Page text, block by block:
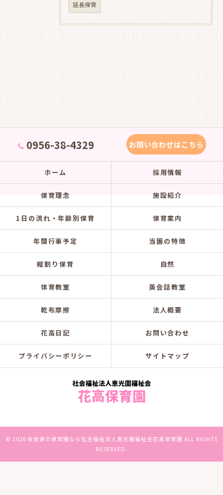
延長保育
0956-38-4329 お問い合わせはこちら
ホーム 採用情報
保育理念 施設紹介
1日の流れ・年齢別保育 保育案内
年間行事予定 当園の特徴
縦割り保育 自然
体育教室 英会話教室
乾布摩擦 法人概要
花高日記 お問い合わせ
プライバシーポリシー サイトマップ
© 2026 佐世保の保育園なら社会福祉法人恵光園福祉会花高保育園 ALL RIGHTS
RESERVED.